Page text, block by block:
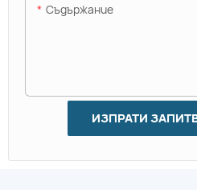
Съдържание
ИЗПРАТИ